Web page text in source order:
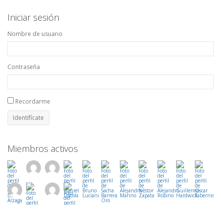
Iniciar sesión
Nombre de usuario
Contraseña
Recordarme
Miembros activos